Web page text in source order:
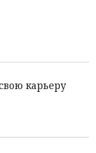
карьеру